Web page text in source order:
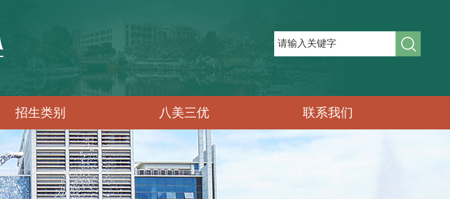
招生类别 八美三优 联系我们